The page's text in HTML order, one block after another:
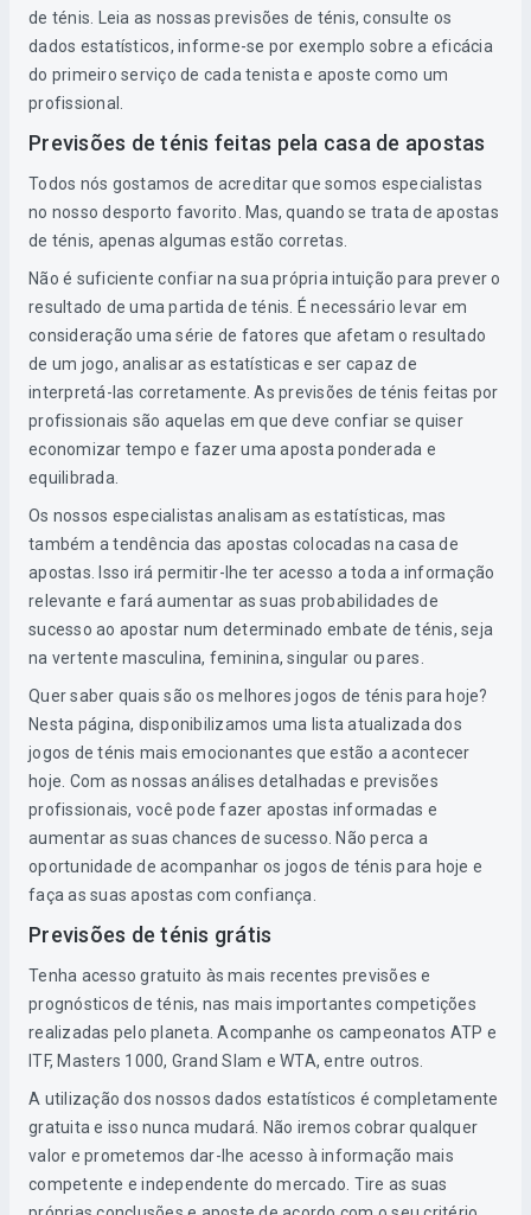
de ténis. Leia as nossas previsões de ténis, consulte os
dados estatísticos, informe-se por exemplo sobre a eficácia
do primeiro serviço de cada tenista e aposte como um
profissional.
Previsões de ténis feitas pela casa de apostas
Todos nós gostamos de acreditar que somos especialistas
no nosso desporto favorito. Mas, quando se trata de apostas
de ténis, apenas algumas estão corretas.
Não é suficiente confiar na sua própria intuição para prever o
resultado de uma partida de ténis. É necessário levar em
consideração uma série de fatores que afetam o resultado
de um jogo, analisar as estatísticas e ser capaz de
interpretá-las corretamente. As previsões de ténis feitas por
profissionais são aquelas em que deve confiar se quiser
economizar tempo e fazer uma aposta ponderada e
equilibrada.
Os nossos especialistas analisam as estatísticas, mas
também a tendência das apostas colocadas na casa de
apostas. Isso irá permitir-lhe ter acesso a toda a informação
relevante e fará aumentar as suas probabilidades de
sucesso ao apostar num determinado embate de ténis, seja
na vertente masculina, feminina, singular ou pares.
Quer saber quais são os melhores jogos de ténis para hoje?
Nesta página, disponibilizamos uma lista atualizada dos
jogos de ténis mais emocionantes que estão a acontecer
hoje. Com as nossas análises detalhadas e previsões
profissionais, você pode fazer apostas informadas e
aumentar as suas chances de sucesso. Não perca a
oportunidade de acompanhar os jogos de ténis para hoje e
faça as suas apostas com confiança.
Previsões de ténis grátis
Tenha acesso gratuito às mais recentes previsões e
prognósticos de ténis, nas mais importantes competições
realizadas pelo planeta. Acompanhe os campeonatos ATP e
ITF, Masters 1000, Grand Slam e WTA, entre outros.
A utilização dos nossos dados estatísticos é completamente
gratuita e isso nunca mudará. Não iremos cobrar qualquer
valor e prometemos dar-lhe acesso à informação mais
competente e independente do mercado. Tire as suas